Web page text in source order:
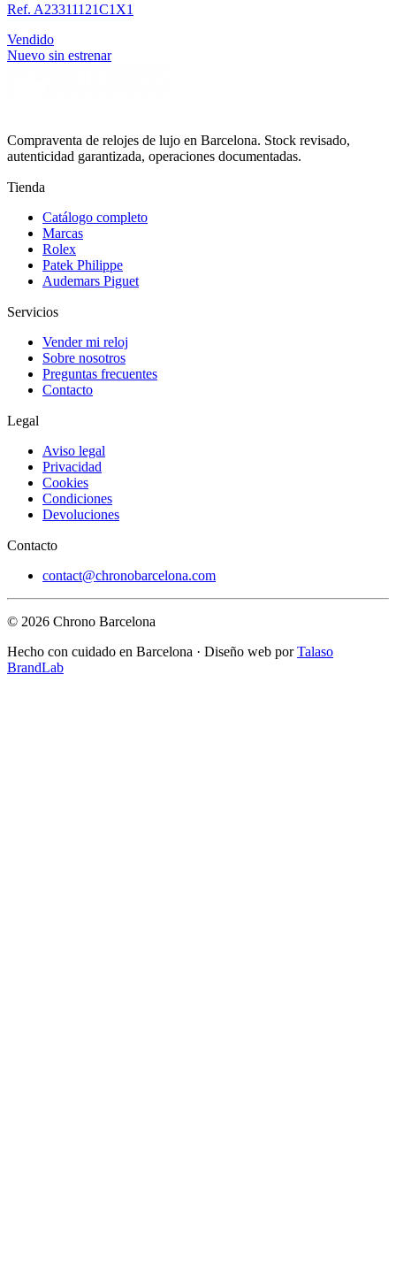
Ref. A23311121C1X1
Vendido
Nuevo sin estrenar
Compraventa de relojes de lujo en Barcelona. Stock revisado,
autenticidad garantizada, operaciones documentadas.
Tienda
Catálogo completo
Marcas
Rolex
Patek Philippe
Audemars Piguet
Servicios
Vender mi reloj
Sobre nosotros
Preguntas frecuentes
Contacto
Legal
Aviso legal
Privacidad
Cookies
Condiciones
Devoluciones
Contacto
contact@chronobarcelona.com
© 2026 Chrono Barcelona
Hecho con cuidado en Barcelona · Diseño web porTalaso
BrandLab